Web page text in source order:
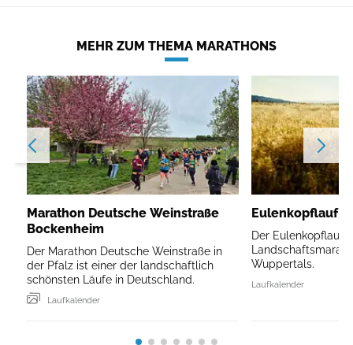
MEHR ZUM THEMA MARATHONS
Marathon Deutsche Weinstraße
Bockenheim
Der Marathon Deutsche Weinstraße in
der Pfalz ist einer der landschaftlich
schönsten Läufe in Deutschland.
Laufkalender
Eulenkopflauf
Der Eulenkopflauf
Wuppertals.
Laufkalender